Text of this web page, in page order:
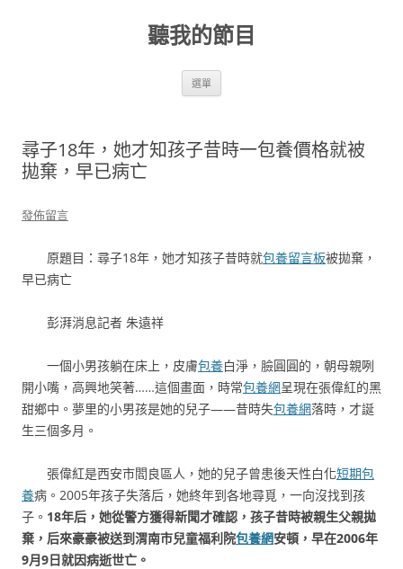
聽我的節目
選單
尋子18年，她才知孩子昔時一包養價格就被
拋棄，早已病亡
發佈留言
原題目：尋子18年，她才知孩子昔時就包養留言板被拋棄，
早已病亡
彭湃消息記者 朱遠祥
一個小男孩躺在床上，皮膚包養白淨，臉圓圓的，朝母親咧
開小嘴，高興地笑著……這個畫面，時常包養網呈現在張偉紅的黑
甜鄉中。夢里的小男孩是她的兒子——昔時失包養網落時，才誕
生三個多月。
張偉紅是西安市閻良區人，她的兒子曾患後天性白化短期包
養病。2005年孩子失落后，她終年到各地尋覓，一向沒找到孩
子。 18年后，她從警方獲得新聞才確認，孩子昔時被親生父親拋
棄，后來豪豪被送到渭南市兒童福利院包養網安頓，早在2006年
9月9日就因病逝世亡。